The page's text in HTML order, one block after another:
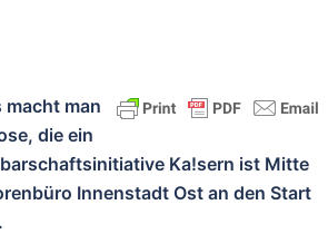
macht man
die ein
Ka!sern ist Mitte
Innenstadt Ost an den Start